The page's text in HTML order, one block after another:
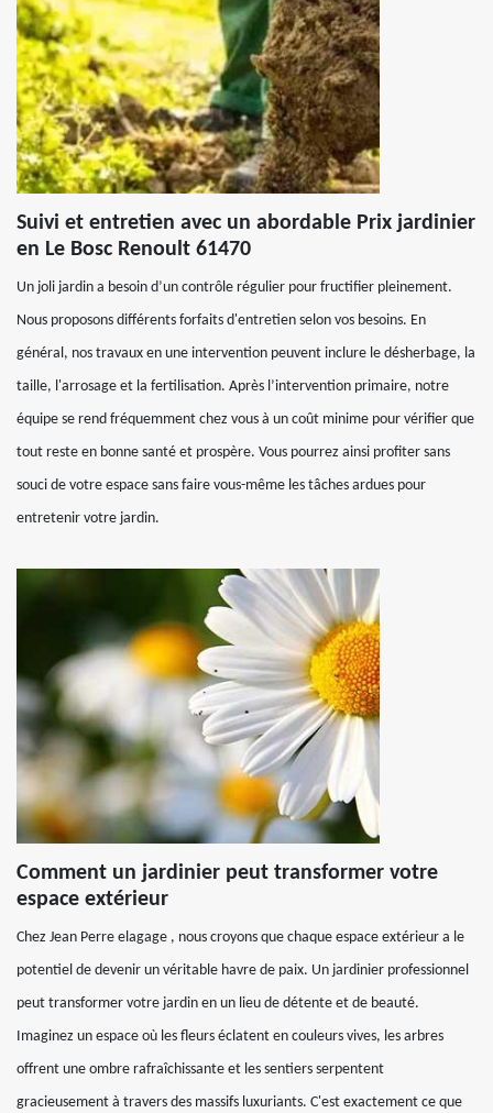
Suivi et entretien avec un abordable Prix jardinier
en Le Bosc Renoult 61470
Un joli jardin a besoin d’un contrôle régulier pour fructifier pleinement.
Nous proposons différents forfaits d'entretien selon vos besoins. En
général, nos travaux en une intervention peuvent inclure le désherbage, la
taille, l'arrosage et la fertilisation. Après l’intervention primaire, notre
équipe se rend fréquemment chez vous à un coût minime pour vérifier que
tout reste en bonne santé et prospère. Vous pourrez ainsi profiter sans
souci de votre espace sans faire vous-même les tâches ardues pour
entretenir votre jardin.
Comment un jardinier peut transformer votre
espace extérieur
Chez Jean Perre elagage , nous croyons que chaque espace extérieur a le
potentiel de devenir un véritable havre de paix. Un jardinier professionnel
peut transformer votre jardin en un lieu de détente et de beauté.
Imaginez un espace où les fleurs éclatent en couleurs vives, les arbres
offrent une ombre rafraîchissante et les sentiers serpentent
gracieusement à travers des massifs luxuriants. C'est exactement ce que